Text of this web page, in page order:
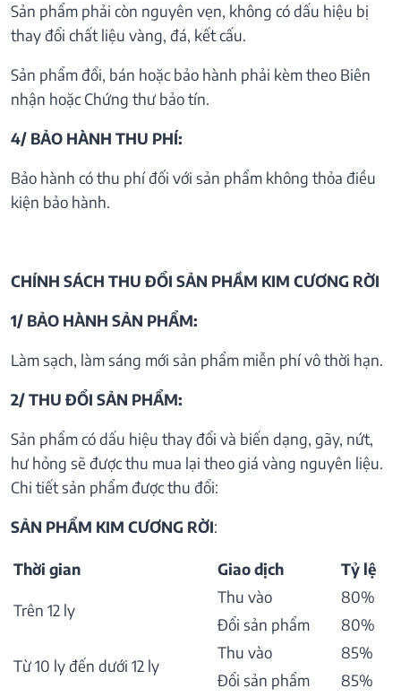
Sản phẩm phải còn nguyên vẹn, không có dấu hiệu bị
thay đổi chất liệu vàng, đá, kết cấu.
Sản phẩm đổi, bán hoặc bảo hành phải kèm theo Biên
nhận hoặc Chứng thư bảo tín.
4/ BẢO HÀNH THU PHÍ:
Bảo hành có thu phí đối với sản phẩm không thỏa điều
kiện bảo hành.
CHÍNH SÁCH THU ĐỔI SẢN PHẦM KIM CƯƠNG RỜI
1/ BẢO HÀNH SẢN PHẨM:
Làm sạch, làm sáng mới sản phẩm miễn phí vô thời hạn.
2/ THU ĐỔI SẢN PHẨM:
Sản phẩm có dấu hiệu thay đổi và biến dạng, gãy, nứt,
hư hỏng sẽ được thu mua lại theo giá vàng nguyên liệu.
Chi tiết sản phẩm được thu đổi:
SẢN PHẨM KIM CƯƠNG RỜI:
Thời gian Giao dịch Tỷ lệ
Trên 12 ly
Thu vào
80%
Đổi sản phẩm
80%
Từ 10 ly đến dưới 12 ly
Thu vào
85%
Đổi sản phẩm
85%